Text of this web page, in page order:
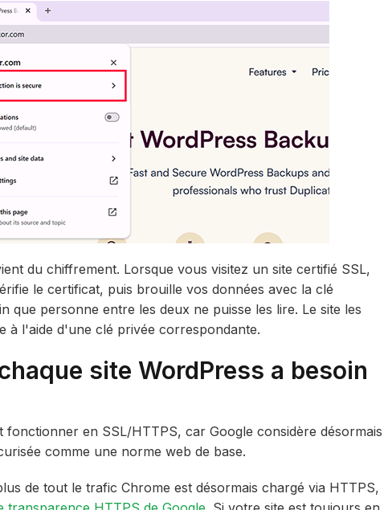
du chiffrement. Lorsque vous visitez un site certifié SSL,
le certificat, puis brouille vos données avec la clé
que personne entre les deux ne puisse les lire. Le site les
à l'aide d'une clé privée correspondante.
site WordPress a besoin
fonctionner en SSL/HTTPS, car Google considère désormais
comme une norme web de base.
de tout le trafic Chrome est désormais chargé via HTTPS,